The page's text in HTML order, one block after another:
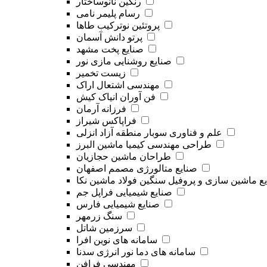
رسام پلیمر نامی
پروتئین نوترکیب طاها
پرتو دانش آسمان
صنایع پخت مشهد
صنایع روشنایی مازی نور
زیست تخمیر
مهندسی اشتعال اراک
فن آوران انیاک کیش
فرزانه آرمان
فراپاکس شیراز
علم و فناوری سوبار منطقه آزاد انزلی
طراحی مهندسی کیمیا ماشین البرز
طراحان ماشین حجازیان
صنایع متالورژی مصمم اصفهان
ماشین سازی و پروفیل سنگین فولاد ماشین نکا
صنایع شیمیایی فراپل جم
صنایع شیمیایی فارس
سنگ زرمهر
سرزمین شاتل
سامانه های نوین افرا
سامانه‌ های دما نور انرژی سدنا
مهندسی فرافن